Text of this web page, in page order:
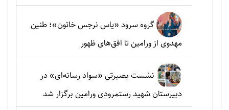
گروه سرود «یاس نرجس خاتون»؛ طنین
مهدوی از ورامین تا افق‌های ظهور
نشست بصیرتی «سواد رسانه‌ای» در
دبیرستان شهید رستمرودی ورامین برگزار شد